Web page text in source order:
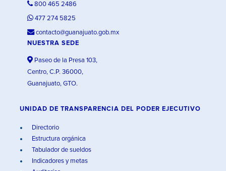
800 465 2486
477 274 5825
contacto@guanajuato.gob.mx
NUESTRA SEDE
Paseo de la Presa 103,
Centro, C.P. 36000,
Guanajuato, GTO.
UNIDAD DE TRANSPARENCIA DEL PODER EJECUTIVO
Directorio
Estructura orgánica
Tabulador de sueldos
Indicadores y metas